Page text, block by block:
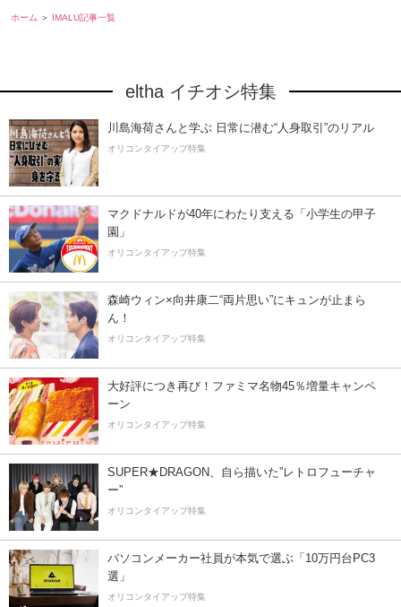
ホーム IMALU記事一覧
eltha イチオシ特集
川島海荷さんと学ぶ 日常に潜む“人身取引”のリアル
オリコンタイアップ特集
マクドナルドが40年にわたり支える「小学生の甲子
園」
オリコンタイアップ特集
森崎ウィン×向井康二“両片思い”にキュンが止まら
ん！
オリコンタイアップ特集
大好評につき再び！ファミマ名物45％増量キャンペ
ーン
オリコンタイアップ特集
SUPER★DRAGON、自ら描いた”レトロフューチャ
ー”
オリコンタイアップ特集
パソコンメーカー社員が本気で選ぶ「10万円台PC3
選」
オリコンタイアップ特集